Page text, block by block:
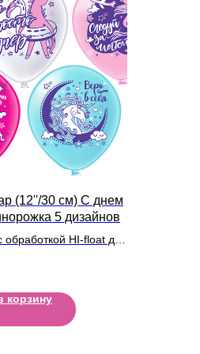
(12''/30 см) С днем
5 дизайнов
HI-float для
корзину